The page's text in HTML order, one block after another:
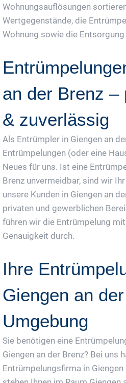
Wohnungsauflösungen
Wertgegenstände, die
Wohnung sowie die
an der Brenz –
& zuverlässig
Als Entrümpler in Giengen an
Entrümpelungen (oder eine
Neues für uns. Ist eine
Brenz unvermeidbar, sind wir
unsere Kunden in Giengen an
privaten und gewerblichen
führen wir die Entrümpelung
Genauigkeit durch.
Ihre
Giengen an
Umgebung
Sie benötigen eine
Giengen an der Brenz? Bei uns
Entrümpelungsfirma in Giengen